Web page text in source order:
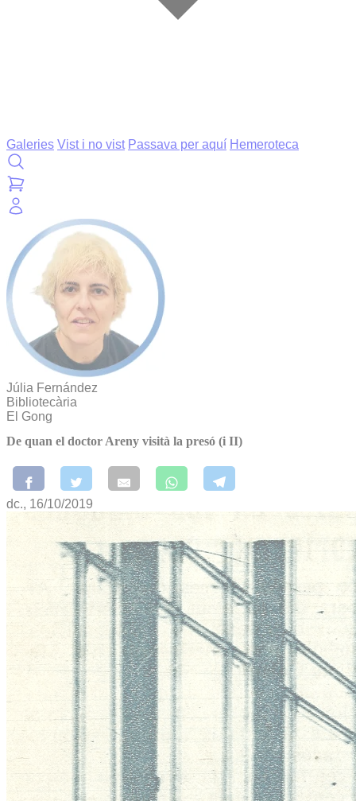
Galeries Vist i no vist Passava per aquí Hemeroteca
Júlia Fernández
Bibliotecària
El Gong
De quan el doctor Areny visità la presó (i II)
dc., 16/10/2019